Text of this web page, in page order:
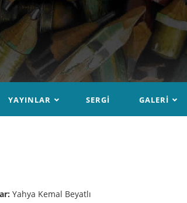
YAYINLAR SERGI GALERI
Yahya Kemal Beyatlı